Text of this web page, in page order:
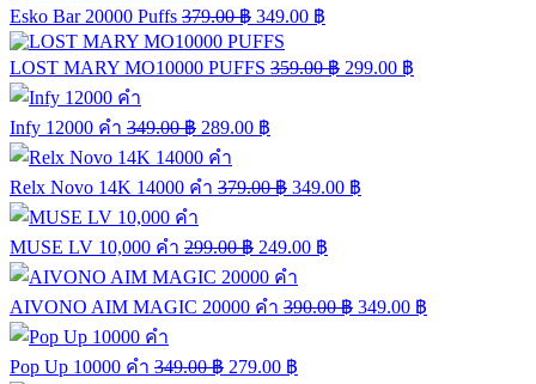
Esko Bar 20000 Puffs 379.00฿ 349.00 ฿
LOST MARY MO10000 PUFFS 359.00฿ 299.00 ฿
Infy 12000 คำ 349.00฿ 289.00 ฿
Relx Novo 14K 14000 คำ 379.00฿ 349.00 ฿
MUSE LV 10,000 คำ 299.00฿ 249.00 ฿
AIVONO AIM MAGIC 20000 คำ 390.00฿ 349.00 ฿
Pop Up 10000 คำ 349.00฿ 279.00 ฿